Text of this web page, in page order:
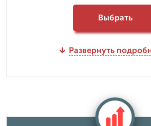
Выбрать
Развернуть